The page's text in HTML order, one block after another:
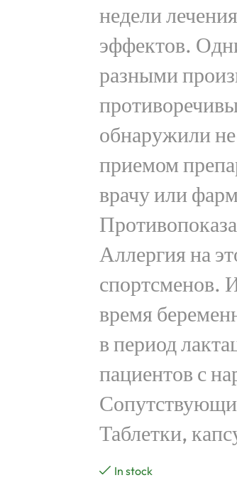
недели
эффектов.
разными
обнаружили
приемом
врачу или
Аллергия на
спортсменов.
время
в период
пациентов с
Таблетки,
In stock